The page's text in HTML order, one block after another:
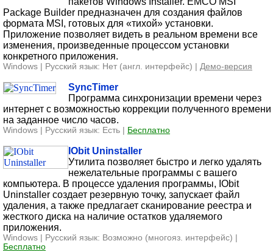
Package Builder предназначен для создания файлов
формата MSI, готовых для «тихой» установки.
Приложение позволяет видеть в реальном времени все
изменения, произведенные процессом установки
конкретного приложения.
Windows | Русский язык: Нет (англ. интерфейс) | Демо-версия
SyncTimer
Программа синхронизации времени через
интернет с возможностью коррекции полученного времени
на заданное число часов.
Windows | Русский язык: Есть | Бесплатно
IObit Uninstaller
Утилита позволяет быстро и легко удалять
нежелательные программы с вашего
компьютера. В процессе удаления программы, IObit
Uninstaller создает резервную точку, запускает файл
удаления, а также предлагает сканирование реестра и
жесткого диска на наличие остатков удаляемого
приложения.
Windows | Русский язык: Возможно (многояз. интерфейс) |
Бесплатно